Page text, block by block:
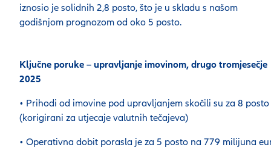
iznosio je solidnih 2,8 posto, što je u skladu s našom
godišnjom prognozom od oko 5 posto.
Ključne poruke – upravljanje imovinom, drugo tromjesečje
2025
• Prihodi od imovine pod upravljanjem skočili su za 8 posto
(korigirani za utjecaje valutnih tečajeva)
• Operativna dobit porasla je za 5 posto na 779 milijuna